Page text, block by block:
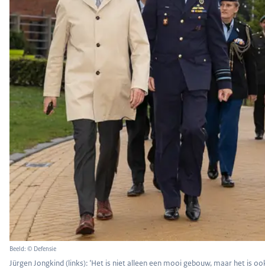
Beeld: © Defensie
Jürgen Jongkind (links): ‘Het is niet alleen een mooi gebouw, maar het is